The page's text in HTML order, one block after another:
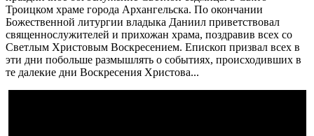
Троицком храме города Архангельска. По окончании
Божественной литургии владыка Даниил приветствовал
священнослужителей и прихожан храма, поздравив всех со
Светлым Христовым Воскресением. Епископ призвал всех в
эти дни побольше размышлять о событиях, происходивших в
те далекие дни Воскресения Христова...